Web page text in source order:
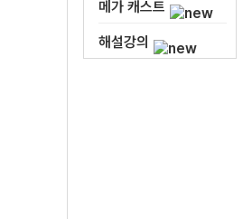
메가 캐스트
해설강의